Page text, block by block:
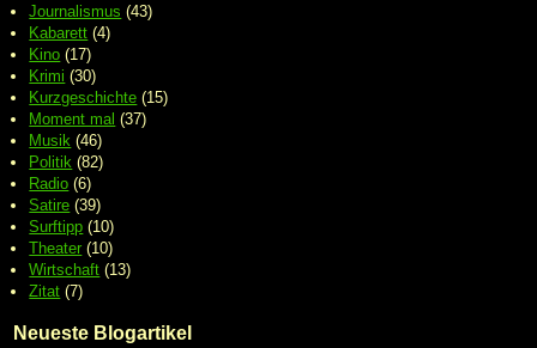
Journalismus (43)
Kabarett (4)
Kino (17)
Krimi (30)
Kurzgeschichte (15)
Moment mal (37)
Musik (46)
Politik (82)
Radio (6)
Satire (39)
Surftipp (10)
Theater (10)
Wirtschaft (13)
Zitat (7)
Neueste Blogartikel